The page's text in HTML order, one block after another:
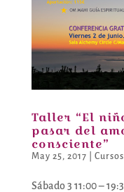
Taller “El
pasar del
consciente”
May 25, 2017
Sábado 3 11:00 –